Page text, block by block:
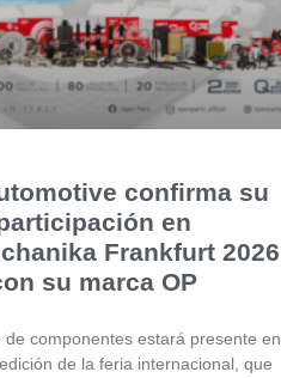
confirma su
en
Frankfurt 2026
su marca OP
de componentes estará presente en
de la feria internacional, que